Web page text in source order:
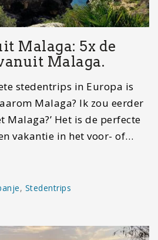
Malaga: 5x de
Malaga.
stedentrips in Europa is
Malaga? Ik zou eerder
Malaga?’ Het is de perfecte
vakantie in het voor- of…
, Stedentrips